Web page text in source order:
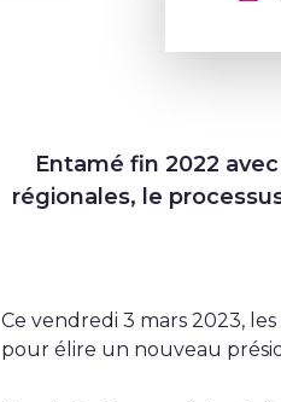
Entamé fin 2022
régionales, le
Ce vendredi 3 mars 2023,
pour élire un nouveau